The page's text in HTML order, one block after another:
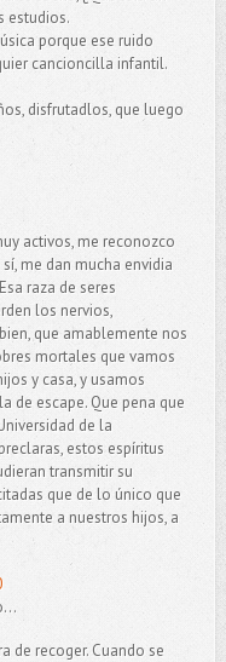
estudios.
porque ese ruido
cancioncilla infantil.
disfrutadlos, que luego
activos, me reconozco
me dan mucha envidia
raza de seres
los nervios,
que amablemente nos
mortales que vamos
y casa, y usamos
de escape. Que pena que
de la
estos espíritus
transmitir su
que de lo único que
a nuestros hijos, a
de recoger. Cuando se